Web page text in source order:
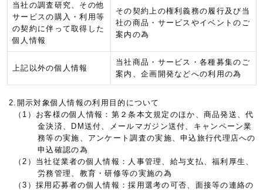
当社の調査研究、その他
サービスの購入・利用等
の契約に伴って取得した
個人情報
その契約上の権利義務の履行及び当
社の商品・サービスやイベントのご
案内の為
上記以外の個人情報
当社商品・サービス・各種募集のご
案内、企画開発などへの利用の為
2.開示対象個人情報の利用目的について
（1）お客様の個人情報：第２条本文規定のほか、商品発送、代
金決済、DM送付、メールマガジン送付、キャンペーン業
務等の実施、アンケート調査の実施、申込旅行代理店への
申込確認の為
（2）当社従業者の個人情報：人事管理、給与支払、福利厚生、
労務管理、教育・研修等の実施の為
（3）採用応募者の個人情報：採用選考の可否、面接等の連絡の